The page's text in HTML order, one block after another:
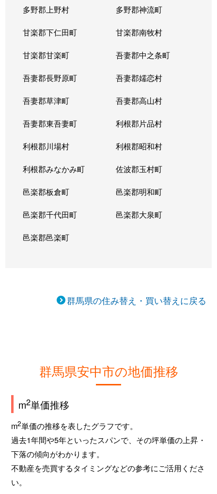
多野郡上野村 多野郡神流町
甘楽郡下仁田町 甘楽郡南牧村
甘楽郡甘楽町 吾妻郡中之条町
吾妻郡長野原町 吾妻郡嬬恋村
吾妻郡草津町 吾妻郡高山村
吾妻郡東吾妻町 利根郡片品村
利根郡川場村 利根郡昭和村
利根郡みなかみ町 佐波郡玉村町
邑楽郡板倉町 邑楽郡明和町
邑楽郡千代田町 邑楽郡大泉町
邑楽郡邑楽町
群馬県の住み替え・買い替えに戻る
群馬県安中市の地価推移
m2単価推移
m2単価の推移を表したグラフです。
過去1年間や5年といったスパンで、その坪単価の上昇・
下落の傾向がわかります。
不動産を売買するタイミングなどの参考にご活用くださ
い。